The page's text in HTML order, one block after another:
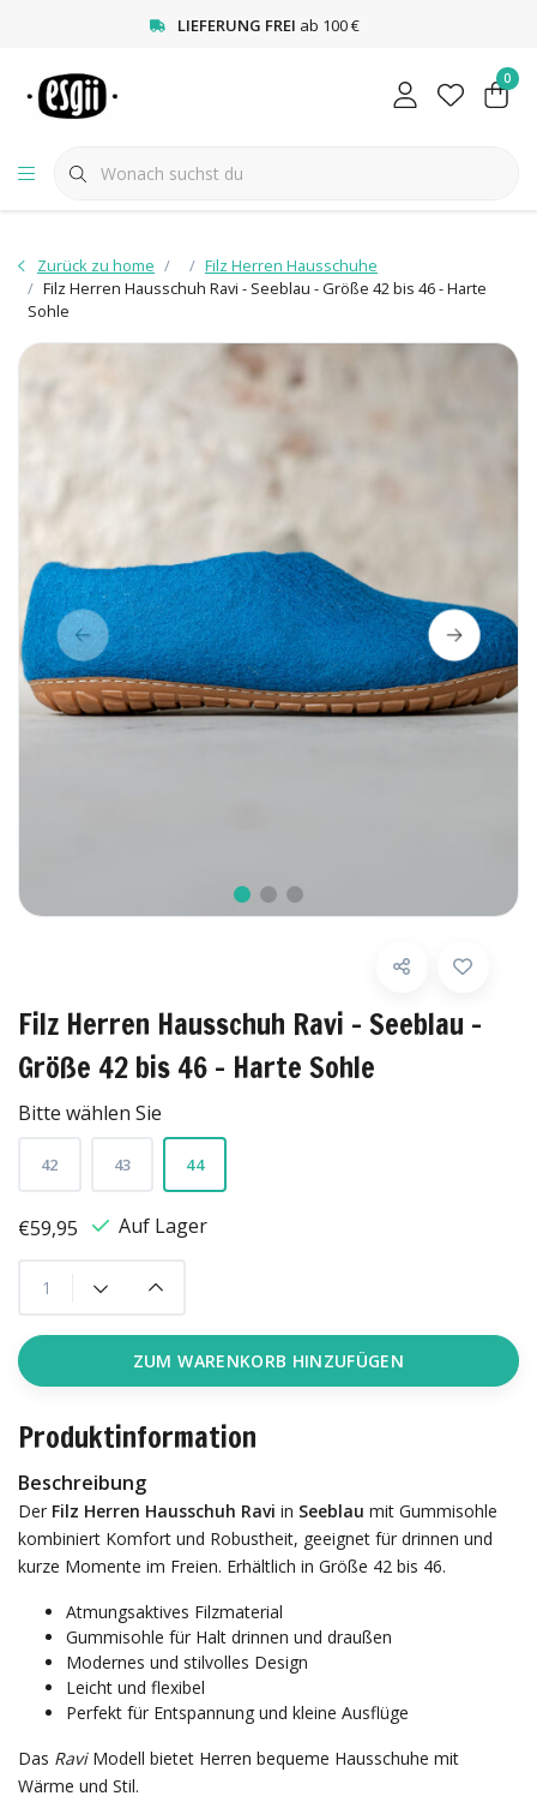
LIEFERUNG FREI ab 100 €
0
Zurück zu home
Filz Herren Hausschuhe
Filz Herren Hausschuh Ravi - Seeblau - Größe 42 bis 46 - Harte
Sohle
Filz Herren Hausschuh Ravi - Seeblau -
Größe 42 bis 46 - Harte Sohle
Bitte wählen Sie
42 43 44
€59,95 Auf Lager
ZUM WARENKORB HINZUFÜGEN
Produktinformation
Beschreibung
Der Filz Herren Hausschuh Ravi in Seeblau mit Gummisohle
kombiniert Komfort und Robustheit, geeignet für drinnen und
kurze Momente im Freien. Erhältlich in Größe 42 bis 46.
Atmungsaktives Filzmaterial
Gummisohle für Halt drinnen und draußen
Modernes und stilvolles Design
Leicht und flexibel
Perfekt für Entspannung und kleine Ausflüge
Das RaviModell bietet Herren bequeme Hausschuhe mit
Wärme und Stil.